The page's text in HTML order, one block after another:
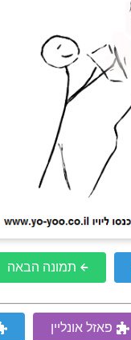
תמונה הבאה
פאזל אונליין